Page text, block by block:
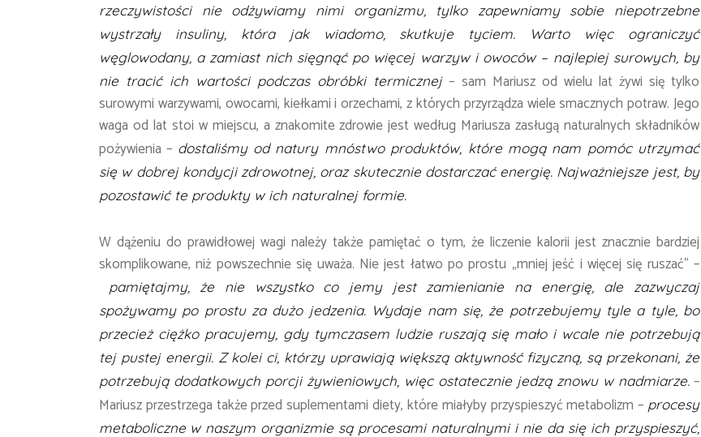
rzeczywistości nie odżywiamy nimi organizmu, tylko zapewniamy sobie niepotrzebne
wystrzały insuliny, która jak wiadomo, skutkuje tyciem. Warto więc ograniczyć
węglowodany, a zamiast nich sięgnąć po więcej warzyw i owoców – najlepiej surowych, by
nie tracić ich wartości podczas obróbki termicznej– sam Mariusz od wielu lat żywi się tylko
surowymi warzywami, owocami, kiełkami i orzechami, z których przyrządza wiele smacznych potraw. Jego
waga od lat stoi w miejscu, a znakomite zdrowie jest według Mariusza zasługą naturalnych składników
pożywienia – dostaliśmy od natury mnóstwo produktów, które mogą nam pomóc utrzymać
się w dobrej kondycji zdrowotnej, oraz skutecznie dostarczać energię. Najważniejsze jest, by
pozostawić te produkty w ich naturalnej formie.
W dążeniu do prawidłowej wagi należy także pamiętać o tym, że liczenie kalorii jest znacznie bardziej
skomplikowane, niż powszechnie się uważa. Nie jest łatwo po prostu „mniej jeść i więcej się ruszać” –
pamiętajmy, że nie wszystko co jemy jest zamienianie na energię, ale zazwyczaj
spożywamy po prostu za dużo jedzenia. Wydaje nam się, że potrzebujemy tyle a tyle, bo
przecież ciężko pracujemy, gdy tymczasem ludzie ruszają się mało i wcale nie potrzebują
tej pustej energii. Z kolei ci, którzy uprawiają większą aktywność fizyczną, są przekonani, że
potrzebują dodatkowych porcji żywieniowych, więc ostatecznie jedzą znowu w nadmiarze. –
Mariusz przestrzega także przed suplementami diety, które miałyby przyspieszyć metabolizm – procesy
metaboliczne w naszym organizmie są procesami naturalnymi i nie da się ich przyspieszyć,